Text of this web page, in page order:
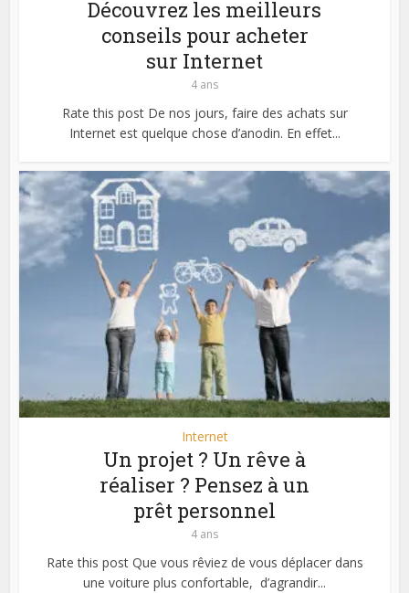
Découvrez les meilleurs
conseils pour acheter
sur Internet
4 ans
Rate this post De nos jours, faire des achats sur
Internet est quelque chose d’anodin. En effet...
Internet
Un projet ? Un rêve à
réaliser ? Pensez à un
prêt personnel
4 ans
Rate this post Que vous rêviez de vous déplacer dans
une voiture plus confortable, d’agrandir...